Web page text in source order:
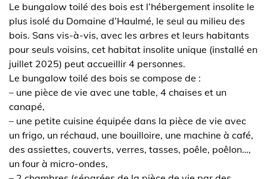
Le bungalow toilé des bois est l’hébergement insolite le
plus isolé du Domaine d’Haulmé, le seul au milieu des
bois. Sans vis-à-vis, avec les arbres et leurs habitants
pour seuls voisins, cet habitat insolite unique (installé en
juillet 2025) peut accueillir 4 personnes.
Le bungalow toilé des bois se compose de :
– une pièce de vie avec une table, 4 chaises et un
canapé,
– une petite cuisine équipée dans la pièce de vie avec
un frigo, un réchaud, une bouilloire, une machine à café,
des assiettes, couverts, verres, tasses, poêle, poêlon…,
un four à micro-ondes,